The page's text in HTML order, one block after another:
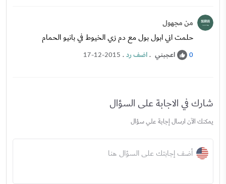
من مجهول
حلمت اني ابول بول مع دم زي الخيوط في بانيو الحمام
0 اعجبني .اضف رد.
17-12-2015
شارك في الاجابة على السؤال
يمكنك الآن ارسال إجابة علي سؤال
أضف إجابتك على السؤال هنا